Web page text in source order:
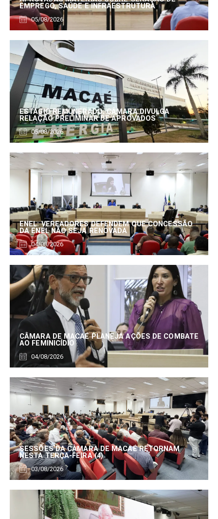
EMPREGO, SAÚDE E INFRAESTRUTURA
05/08/2026
ESTÁGIO REMUNERADO: CÂMARA DIVULGA
RELAÇÃO PRELIMINAR DE APROVADOS
05/08/2026
ENEL: VEREADORES DEFENDEM QUE CONCESSÃO
DA ENEL NÃO SEJA RENOVADA
04/08/2026
CÂMARA DE MACAÉ PLANEJA AÇÕES DE COMBATE
AO FEMINICÍDIO
04/08/2026
SESSÕES DA CÂMARA DE MACAÉ RETORNAM
NESTA TERÇA-FEIRA (4)
03/08/2026